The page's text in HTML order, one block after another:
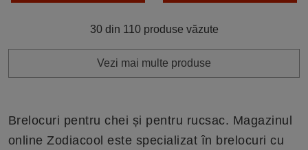
30 din 110 produse văzute
Vezi mai multe produse
Brelocuri pentru chei și pentru rucsac. Magazinul
online Zodiacool este specializat în brelocuri cu